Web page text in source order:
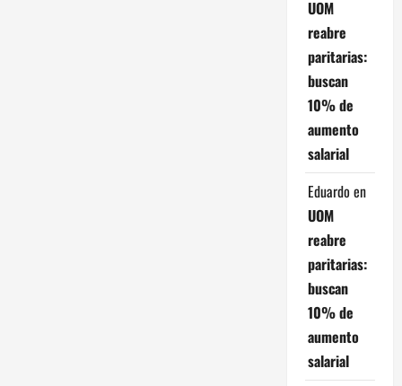
UOM
reabre
paritarias:
buscan
10% de
aumento
salarial
Eduardo en
UOM
reabre
paritarias:
buscan
10% de
aumento
salarial